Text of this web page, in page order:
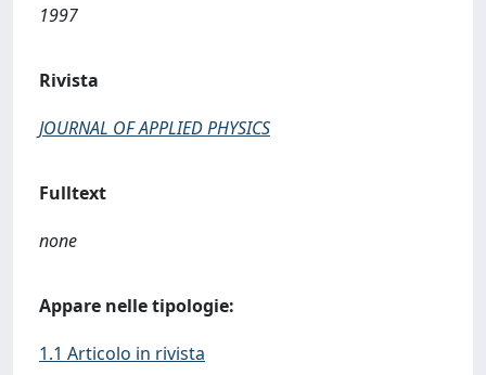
1997
Rivista
JOURNAL OF APPLIED PHYSICS
Fulltext
none
Appare nelle tipologie:
1.1 Articolo in rivista